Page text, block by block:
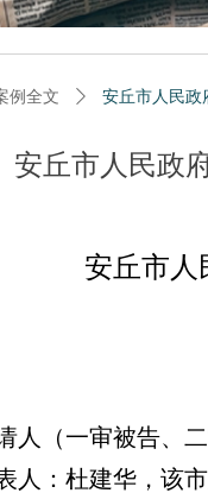
安丘市人民政
安丘市人
人（一审被告、
人：杜建华，该市
例全文 ꄲ 安丘市人民政